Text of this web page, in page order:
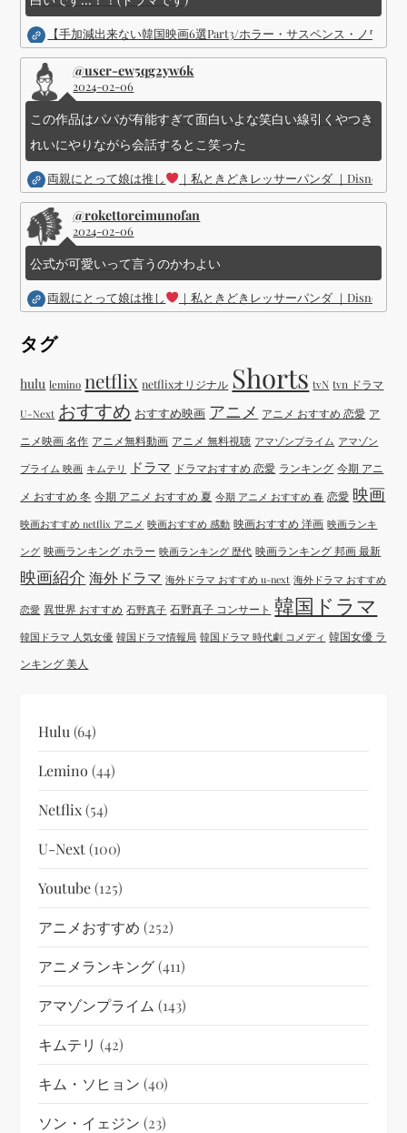
【手加減出来ない韓国映画6選Part3/ホラー・サスペンス・ノワー
@user-ew5qg2yw6k
2024-02-06
この作品はパパが有能すぎて面白いよな笑白い線引くやつき
れいにやりながら会話するとこ笑った
両親にとって娘は推し ｜私ときどきレッサーパンダ ｜Disney (
@rokettoreimunofan
2024-02-06
公式が可愛いって言うのかわよい
両親にとって娘は推し ｜私ときどきレッサーパンダ ｜Disney (
タグ
hulu lemino netflix netflixオリジナル Shorts tvN tvn ドラマ
U-Next おすすめ おすすめ映画 アニメ アニメ おすすめ 恋愛 ア
ニメ映画 名作 アニメ無料動画 アニメ 無料視聴 アマゾンプライム アマゾン
プライム 映画 キムテリ ドラマ ドラマおすすめ 恋愛 ランキング 今期 アニ
メ おすすめ 冬 今期 アニメ おすすめ 夏 今期 アニメ おすすめ 春 恋愛 映画
映画おすすめ netflix アニメ 映画おすすめ 感動 映画おすすめ 洋画 映画ランキ
ング 映画ランキング ホラー 映画ランキング 歴代 映画ランキング 邦画 最新
映画紹介 海外ドラマ 海外ドラマ おすすめ u-next 海外ドラマ おすすめ
恋愛 異世界 おすすめ 石野真子 石野真子 コンサート 韓国ドラマ
韓国ドラマ 人気女優 韓国ドラマ情報局 韓国ドラマ 時代劇 コメディ 韓国女優 ラ
ンキング 美人
Hulu (64)
Lemino (44)
Netflix(54)
U-Next(100)
Youtube(125)
アニメおすすめ (252)
アニメランキング(411)
アマゾンプライム (143)
キムテリ (42)
キム・ソヒョン (40)
ソン・イェジン (23)